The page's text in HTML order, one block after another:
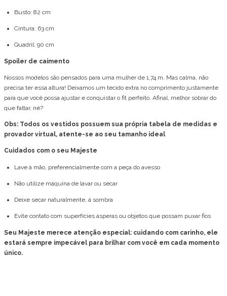
Busto: 82 cm
Cintura: 63 cm
Quadril: 90 cm
Spoiler de caimento
Nossos modelos são pensados para uma mulher de 1,74 m. Mas calma, não
precisa ter essa altura! Deixamos um tecido extra no comprimento justamente
para que você possa ajustar e conquistar o fit perfeito. Afinal, melhor sobrar do
que faltar, né?
Obs: Todos os vestidos possuem sua própria tabela de medidas e
provador virtual, atente-se ao seu tamanho ideal
Cuidados com o seu Majeste
Lave à mão, preferencialmente com a peça do avesso
Não utilize máquina de lavar ou secar
Deixe secar naturalmente, à sombra
Evite contato com superfícies ásperas ou objetos que possam puxar fios
Seu Majeste merece atenção especial: cuidando com carinho, ele
estará sempre impecável para brilhar com você em cada momento
único.